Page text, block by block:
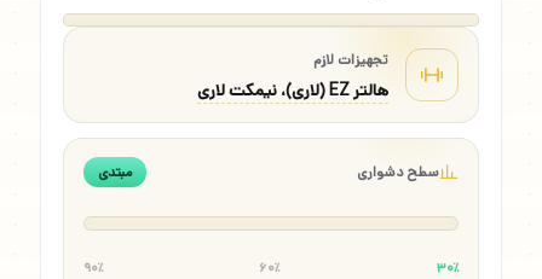
تجهیزات لازم
هالتر EZ (لاری)، نیمکت لاری
سطح دشواری مبتدی
۳۰٪ ۶۰٪ ۹۰٪